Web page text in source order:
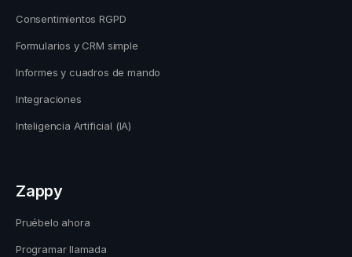
Consentimientos RGPD
Formularios y CRM simple
Informes y cuadros de mando
Integraciones
Inteligencia Artificial (IA)
Zappy
Pruébelo ahora
Programar llamada